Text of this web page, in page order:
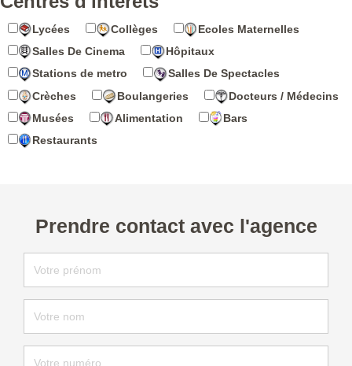
Lycées Collèges
Ecoles Maternelles
Salles De Cinema
Hôpitaux
Stations de metro
Salles De Spectacles
Crèches
Boulangeries
Docteurs / Médecins
Musées
Alimentation
Bars
Restaurants
Prendre contact avec l'agence